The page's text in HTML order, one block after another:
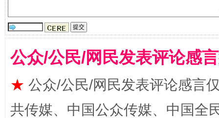
公众/公民/网民发表评论感
★ 公众/公民/网民发表评论感言
共传媒、中国公众传媒、中国全